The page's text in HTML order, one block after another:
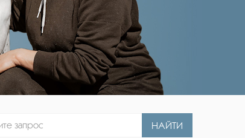
Импорт Франция
ПРЕДЛАГАЕТСЯ ДЛЯ ПЛЕМЕННОГО ИСПОЛЬЗОВАНИЯ.
фото, видео в Телеграм >>
НАЙТИ